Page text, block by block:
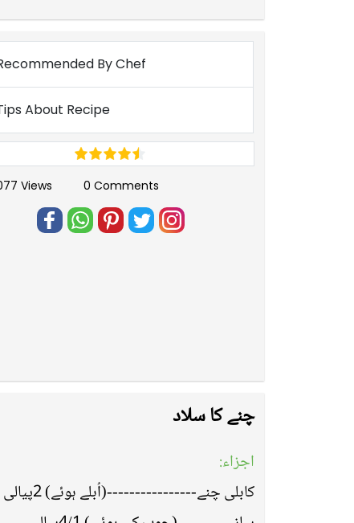
By Chef
About Recipe
Views 0 Comments
چنے کا سلاد
اجزاء:
کابلی چنے----------------(اُبلے ہوئے) 2پیالی